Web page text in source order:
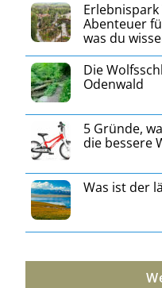
Abenteuer
was du
Die
Odenwald
5 Gründe,
die bessere
Was ist der